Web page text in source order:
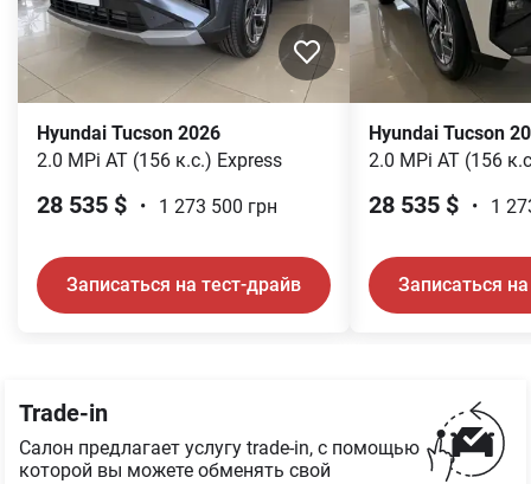
Hyundai Tucson 2026
2.0 MPi AT (156 к.с.) Express
28 535 $ • 1 273 500 грн
Записаться на тест-драйв
Hyundai Tucson
2.0 MPi AT (156
28 535 $ • 1
Записаться
Trade-in
Салон предлагает услугу trade-in, с помощью
которой вы можете обменять свой